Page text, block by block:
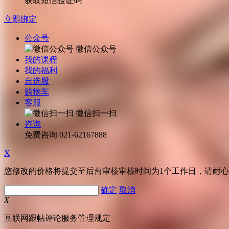
立即绑定
公众号
微信公众号
我的课程
我的福利
自选股
购物车
客服
微信扫一扫
咨询
免费咨询 021-62167888
X
您修改的价格将提交至后台审核审核时间为1个工作日，请耐
确定 取消
X
互联网跟帖评论服务管理规定